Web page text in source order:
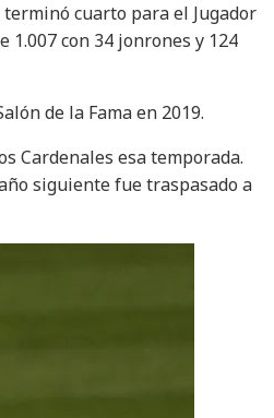
cuarto para el Jugador
1.007 con 34 jonrones y 124
de la Fama en 2019.
Cardenales esa temporada.
siguiente fue traspasado a